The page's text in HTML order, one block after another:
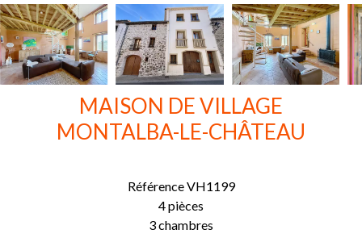
MAISON DE VILLAGE
MONTALBA-LE-CHÂTEAU
RéférenceVH1199
4 pièces
3 chambres